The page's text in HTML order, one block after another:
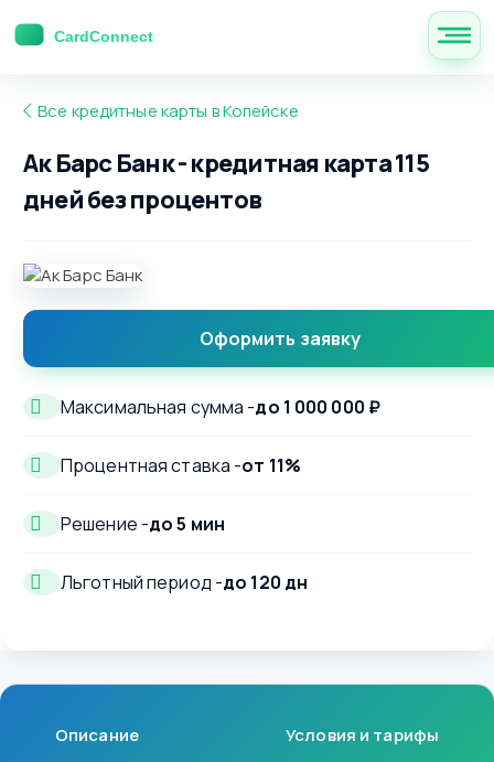
Все кредитные карты в Копейске
Ак Барс Банк - кредитная карта 115
дней без процентов
Оформить заявку
Максимальная сумма -до 1 000 000 ₽
Процентная ставка -от 11%
Решение -до 5 мин
Льготный период -до 120 дн
Описание Условия и тарифы